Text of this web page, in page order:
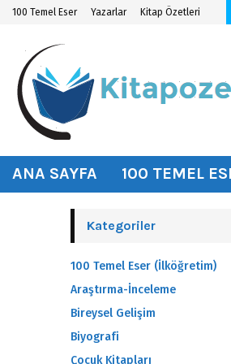
100 Temel Eser Yazarlar Kitap Özetleri
Özeti ve Kahramanları
ANA SAYFA 100 TEMEL
Kategoriler
100 Temel Eser (İlköğretim)
Araştırma-İnceleme
Bireysel Gelişim
Biyografi
Çocuk Kitapları